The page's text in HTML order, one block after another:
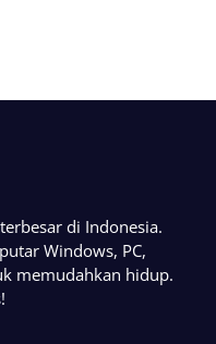
di Indonesia.
Windows, PC,
memudahkan hidup.